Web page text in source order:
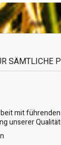
SÄMTLICHE
mit
unserer